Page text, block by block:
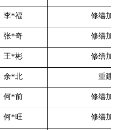
李*福 修缮加固
张*奇 修缮加固
王*彬 修缮加固
余*北 重建
何*前 修缮加固
何*旺 修缮加固